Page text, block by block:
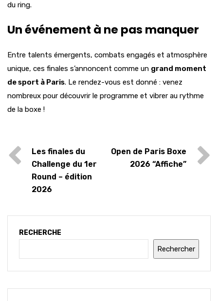
du ring.
Un événement à ne pas manquer
Entre talents émergents, combats engagés et atmosphère
unique, ces finales s’annoncent comme un grand moment
de sport à Paris. Le rendez-vous est donné : venez
nombreux pour découvrir le programme et vibrer au rythme
de la boxe !
Les finales du
Challenge du 1er
Round – édition
2026
Open de Paris Boxe
2026 “Affiche”
RECHERCHE
Rechercher